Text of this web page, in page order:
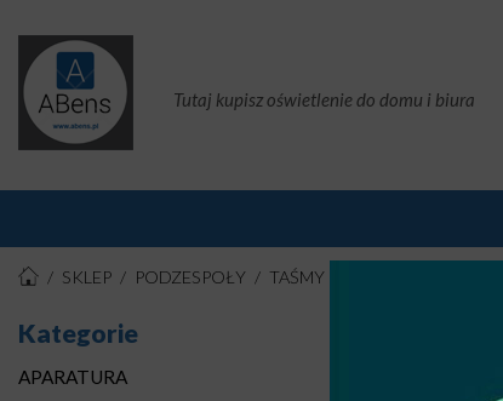
Tutaj kupisz oświetlenie do domu i biura
SKLEP PODZESPOŁY TAŚMY IZOLACYJNE
Kategorie
APARATURA